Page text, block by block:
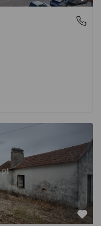
Marinhais -